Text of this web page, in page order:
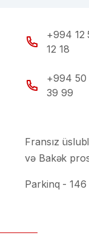
+994 12
12 18
+994 50
39 99
Fransız
və Bakək
Parkinq - 146